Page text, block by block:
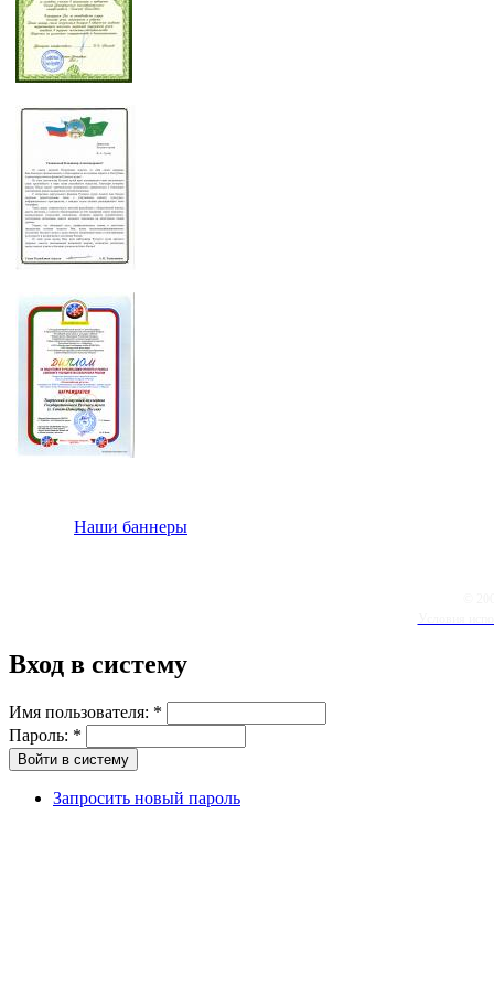
Наши баннеры
Вход в систему
Имя пользователя: *
Пароль: *
Запросить новый пароль